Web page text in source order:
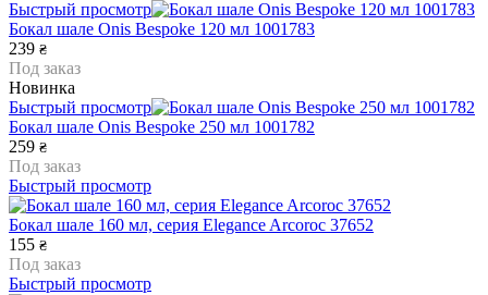
Быстрый просмотр
Бокал шале Onis Bespoke 120 мл 1001783
239 ₴
Под заказ
Новинка
Быстрый просмотр
Бокал шале Onis Bespoke 250 мл 1001782
259 ₴
Под заказ
Быстрый просмотр
Бокал шале 160 мл, серия Elegance Arcoroc 37652
155 ₴
Под заказ
Быстрый просмотр